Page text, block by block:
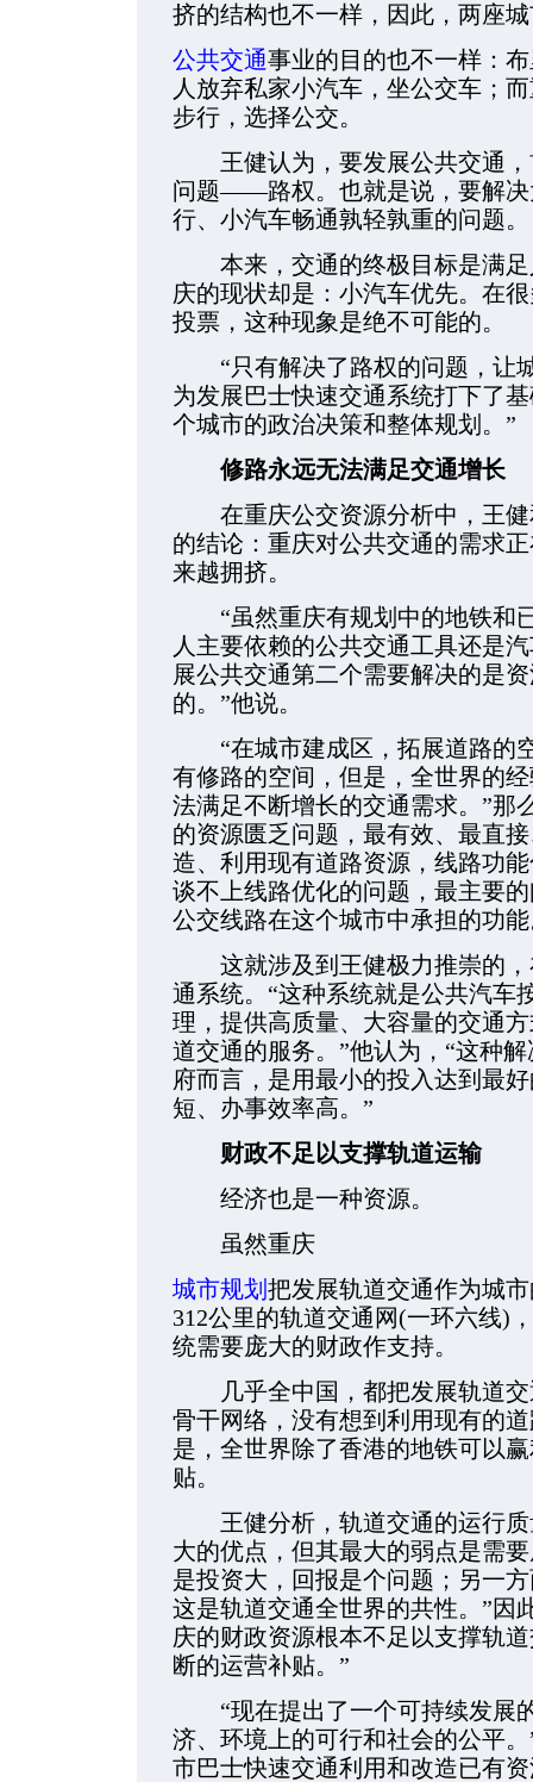
挤的结构也不一样，因此，两座
公共交通事业的目的也不一样：
人放弃私家小汽车，坐公交车；
步行，选择公交。
王健认为，要发展公共交通，
问题——路权。也就是说，要解决
行、小汽车畅通孰轻孰重的问题。
本来，交通的终极目标是满足
庆的现状却是：小汽车优先。在
投票，这种现象是绝不可能的。
“只有解决了路权的问题，让
为发展巴士快速交通系统打下了
个城市的政治决策和整体规划。”
修路永远无法满足交通增长
在重庆公交资源分析中，王健
的结论：重庆对公共交通的需求
来越拥挤。
“虽然重庆有规划中的地铁和
人主要依赖的公共交通工具还是
展公共交通第二个需要解决的是
的。”他说。
“在城市建成区，拓展道路的
有修路的空间，但是，全世界的
法满足不断增长的交通需求。”那
的资源匮乏问题，最有效、最直
造、利用现有道路资源，线路功
谈不上线路优化的问题，最主要
公交线路在这个城市中承担的功能
这就涉及到王健极力推崇的，
通系统。“这种系统就是公共汽车
理，提供高质量、大容量的交通
道交通的服务。”他认为，“这种
府而言，是用最小的投入达到最
短、办事效率高。”
财政不足以支撑轨道运输
经济也是一种资源。
虽然重庆
城市规划 把发展轨道交通作为城
312公里的轨道交通网(一环六线)
统需要庞大的财政作支持。
几乎全中国，都把发展轨道交
骨干网络，没有想到利用现有的
是，全世界除了香港的地铁可以
贴。
王健分析，轨道交通的运行质
大的优点，但其最大的弱点是需
是投资大，回报是个问题；另一
这是轨道交通全世界的共性。”因
庆的财政资源根本不足以支撑轨
断的运营补贴。”
“现在提出了一个可持续发展
济、环境上的可行和社会的公平
市巴士快速交通利用和改造已有